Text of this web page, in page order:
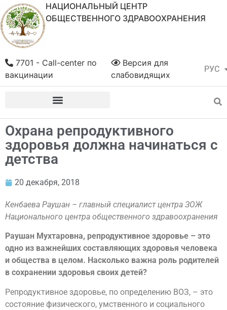
НАЦИОНАЛЬНЫЙ ЦЕНТР
ОБЩЕСТВЕННОГО ЗДРАВООХРАНЕНИЯ
РУС
ҚАЗ
Версия для
слабовидящих
7701 - Call-center по
вакцинации
Охрана репродуктивного
здоровья должна начинаться с
детства
20 декабря, 2018
Кенбаева Раушан – главный специалист центра ЗОЖ
Национального центра общественного здравоохранения
Раушан Мухтаровна, репродуктивное здоровье – это
одно из важнейших составляющих здоровья человека
и общества в целом. Насколько важна роль родителей
в сохранении здоровья своих детей?
Репродуктивное здоровье, по определению ВОЗ, – это
состояние физического, умственного и социального